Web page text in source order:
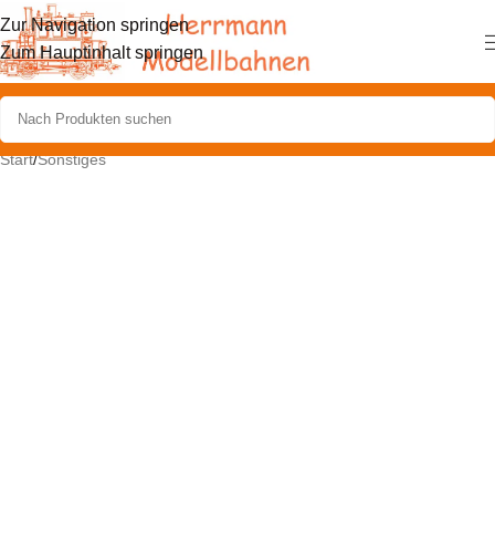
Zur Navigation springen
Zum Hauptinhalt springen
Start/Sonstiges